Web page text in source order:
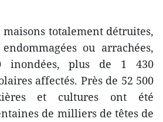
maisons totalement détruites,
ou arrachées,
inondées, plus de 1 430
affectés. Près de 52 500
et cultures ont été
de milliers de têtes de